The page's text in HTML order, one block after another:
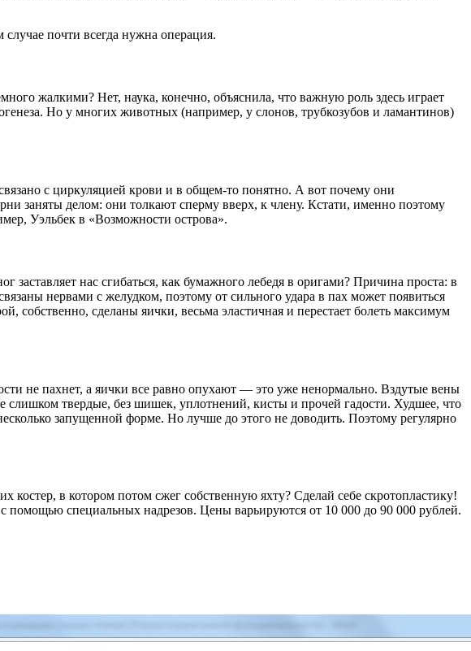
почти всегда нужна операция.
жалкими? Нет, наука, конечно, объяснила, что важную роль здесь играет
Но у многих животных (например, у слонов, трубкозубов и ламантинов)
с циркуляцией крови и в общем-то понятно. А вот почему они
заняты делом: они толкают сперму вверх, к члену. Кстати, именно поэтому
Уэльбек в «Возможности острова».
нас сгибаться, как бумажного лебедя в оригами? Причина проста: в
нервами с желудком, поэтому от сильного удара в пах может появиться
собственно, сделаны яички, весьма эластичная и перестает болеть максимум
не пахнет, а яички все равно опухают — это уже ненормально. Вздутые вены
слишком твердые, без шишек, уплотнений, кисты и прочей гадости. Худшее, что
запущенной форме. Но лучше до этого не доводить. Поэтому регулярно
костер, в котором потом сжег собственную яхту? Сделай себе скротопластику!
специальных надрезов. Цены варьируются от 10 000 до 90 000 рублей.